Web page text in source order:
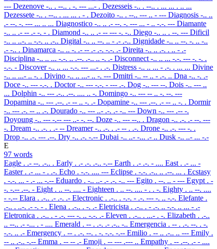
--- Dezenove -.. . --.. . -. --- ...- . Dezesseis -.. . --.. . ... ... . .. ...
Dezessete -.. . --.. . ... ... . - . Dezoito -.. . --.. --- .. - --- Diagnosis -.. ..
.- --. -. --- ... .. ... Diagnostico -.. .. .- --. -. --- ... - .. -.-. --- Diamante
-.. .. .- -- .- -. - . Diamond -.. .. .- -- --- -. -.. Diego -.. .. . --. --- Dificil
-.. .. ..-. .. -.-. .. .-.. Digital -.. .. --. .. - .- .-.. Dignidade -.. .. --. -. .. -..
.- -.. . Dinamarca -.. .. -. .- -- .- .-. -.-. .- Direita -.. .. .-. . .. - .-
Disciplina -.. .. ... -.-. .. .--. .-.. .. -. .- Disconnect -.. .. ... -.-. --- -. -. .
-.-. - Discover-.. .. ... -.-. --- ...- . .-. Distress -.. .. ... - .-. . ... ... Divine
-.. .. ...- .. -. . Divino -.. .. ...- .. -. --- Dmitri -.. -- .. - .-. .. Dna -.. -. .-
Doce -.. --- -.-. . Doctor-.. --- -.-. - --- .-. Dog -.. --- --. Dois -.. --- ..
... Dolphin -.. --- .-.. .--. .... .. -. Domingo -.. --- -- .. -. --. ---
Dopamina -.. --- .--. .- -- .. -. .- Dopamine -.. --- .--. .- -- .. -. . Dormir
-.. --- .-. -- .. .-. Dourado -.. --- ..- .-. .- -.. --- Down -.. --- .-- -.
Doyoung -.. --- -.-- --- ..- -. --. Doze -.. --- --.. . Dragon -.. .-. .- --. ---
-. Dream -.. .-. . .- -- Dreamer-.. .-. . .- -- . .-. Drone -.. .-. --- -. .
Drop -.. .-. --- .--. Dry -.. .-. -.-- Dubai -.. ..- -... .- .. Dusk -.. ..- ... -.-
E
97 words
Eagle . .- --. .-.. . Early . .- .-. .-.. -.-- Earth . .- .-. - .... East . .- ... -
Easter . .- ... - . .-. Echo . -.-. .... --- Eclipse . -.-. .-.. .. .--. ... . Ecstasy
. -.-. ... - .- ... -.-- Eduardo . -.. ..- .- .-. -.. --- Egito . --. .. - --- Egypt . -
-. -.-- .--. - Eight . .. --. .... - Eighteen . .. --. .... - . . -. Eighty . .. --. ....
- -.-- Elara . .-.. .- .-. .- Electronic . .-.. . -.-. - .-. --- -. .. -.-. Elefante .
.-.. . ..-. .- -. - . Elena . .-.. . -. .- Eletricista . .-.. . - .-. .. -.-. .. ... - .-
Eletronica . .-.. . - .-. --- -. .. -.-. .- Eleven . .-.. . ...- . -. Elizabeth . .-..
.. --.. .- -... . - .... Emerald . -- . .-. .- .-.. -.. Emergencia . -- . .-. --. . -.
-.-. .. .- Emergency . -- . .-. --. . -. -.-. -.-- Emilio . -- .. .-.. .. --- Emily .
-- .. .-.. -.-- Emma . -- -- .- Emoji . -- --- .--- .. Empathy . -- .--. .- - ....